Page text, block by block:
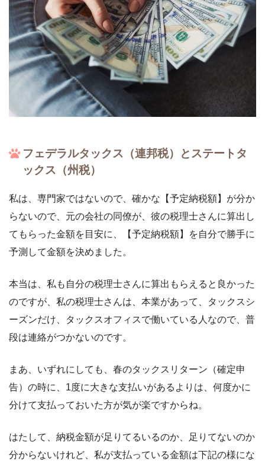
フェデラルタックス（連邦税）とステートタ
ックス（州税）
私は、専門家ではないので、確かな【予定納税額】が分か
らないので、元の会社の同僚が、彼の税理士さんに算出し
てもらった金額を目安に、【予定納税額】を自分で勝手に
予測して金額を決めました。
本当は、私も自分の税理士さんに算出もらえると良かった
のですが、私の税理士さんは、本業があって、タックスシ
ーズンだけ、タックスオフィスで働いている人なので、普
段は連絡がつかないのです。
まあ、いずれにしても、春のタックスリターン（確定申
告）の時に、1度に大きな支払いがあるよりは、何度かに
分けて支払っておいた方が気が楽ですからね。
はたして、納税金額が足りてるいるのか、足りてないのか
分からないけれど、私が支払っている金額は下記の様にな